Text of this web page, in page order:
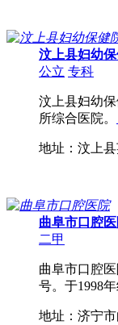
汶上县妇幼
公立 专科
汶上县妇幼
所综合医院。
地址：汶上
曲阜市口腔
二甲
曲阜市口腔
号。于1998
地址：济宁